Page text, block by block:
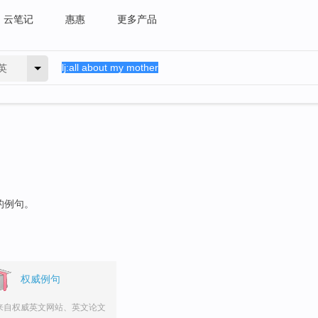
云笔记 惠惠 更多产品
例句。
权威例句
自权威英文网站、英文论文